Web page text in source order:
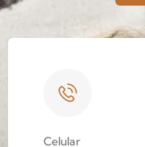
Celular